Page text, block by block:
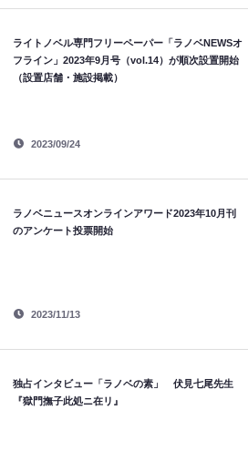
ライトノベル専門フリーペーパー「ラノベNEWSオ
フライン」2023年9月号（vol.14）が順次設置開始
（設置店舗・施設掲載）
2023/09/24
ラノベニュースオンラインアワード2023年10月刊
のアンケート投票開始
2023/11/13
独占インタビュー「ラノベの素」 伏見七尾先生
『獄門撫子此処ニ在リ』